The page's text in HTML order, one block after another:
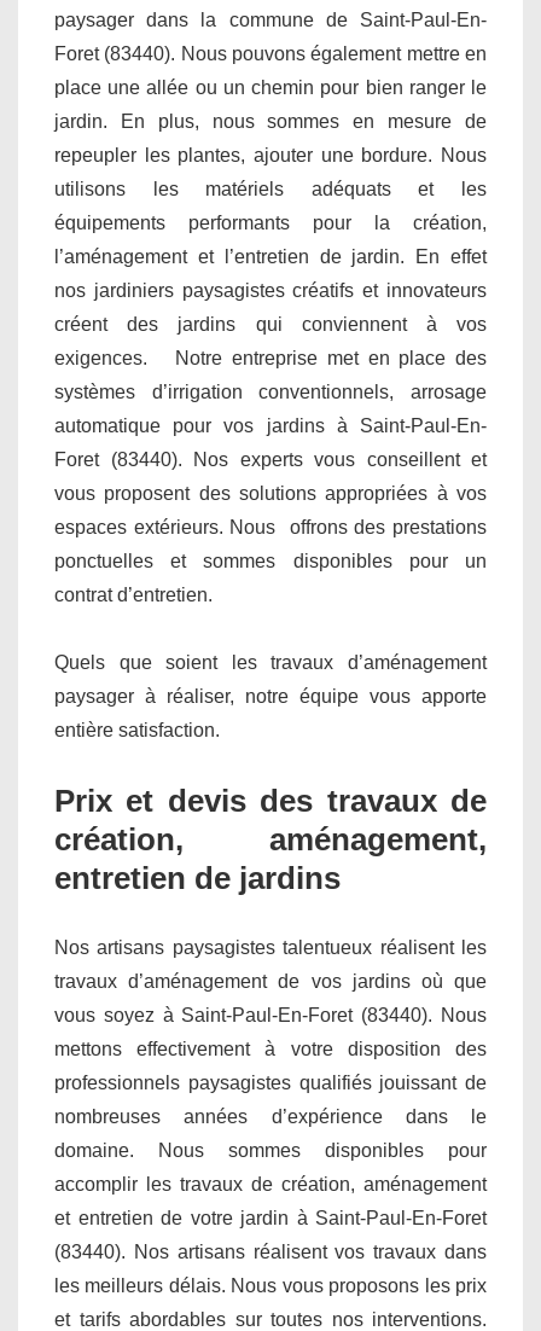
paysager dans la commune de Saint-Paul-En-
Foret (83440). Nous pouvons également mettre en
place une allée ou un chemin pour bien ranger le
jardin. En plus, nous sommes en mesure de
repeupler les plantes, ajouter une bordure. Nous
utilisons les matériels adéquats et les
équipements performants pour la création,
l’aménagement et l’entretien de jardin. En effet
nos jardiniers paysagistes créatifs et innovateurs
créent des jardins qui conviennent à vos
exigences. Notre entreprise met en place des
systèmes d’irrigation conventionnels, arrosage
automatique pour vos jardins à Saint-Paul-En-
Foret (83440). Nos experts vous conseillent et
vous proposent des solutions appropriées à vos
espaces extérieurs. Nous offrons des prestations
ponctuelles et sommes disponibles pour un
contrat d’entretien.
Quels que soient les travaux d’aménagement
paysager à réaliser, notre équipe vous apporte
entière satisfaction.
Prix et devis des travaux de
création, aménagement,
entretien de jardins
Nos artisans paysagistes talentueux réalisent les
travaux d’aménagement de vos jardins où que
vous soyez à Saint-Paul-En-Foret (83440). Nous
mettons effectivement à votre disposition des
professionnels paysagistes qualifiés jouissant de
nombreuses années d’expérience dans le
domaine. Nous sommes disponibles pour
accomplir les travaux de création, aménagement
et entretien de votre jardin à Saint-Paul-En-Foret
(83440). Nos artisans réalisent vos travaux dans
les meilleurs délais. Nous vous proposons les prix
et tarifs abordables sur toutes nos interventions.